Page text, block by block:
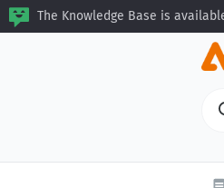
The Knowledge Base is